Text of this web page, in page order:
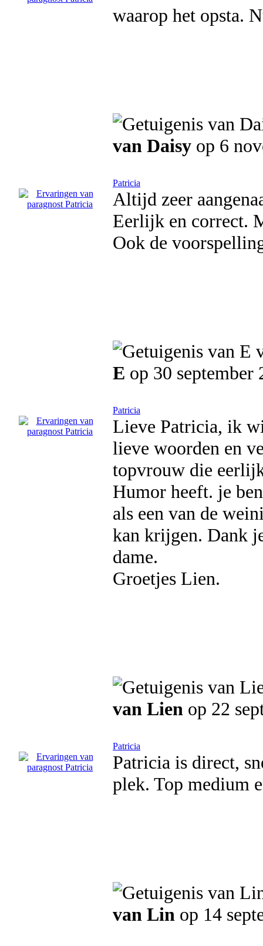
waarop het opsta.
van Daisy op 6
Patricia
Altijd zeer
Eerlijk en correct.
Ook de
E op 30 september
Patricia
Lieve Patricia, ik
lieve woorden en
topvrouw die
Humor heeft. je
als een van de
kan krijgen. Dank
dame.
Groetjes Lien.
van Lien op 22
Patricia
Patricia is direct,
plek. Top medium
van Lin op 14